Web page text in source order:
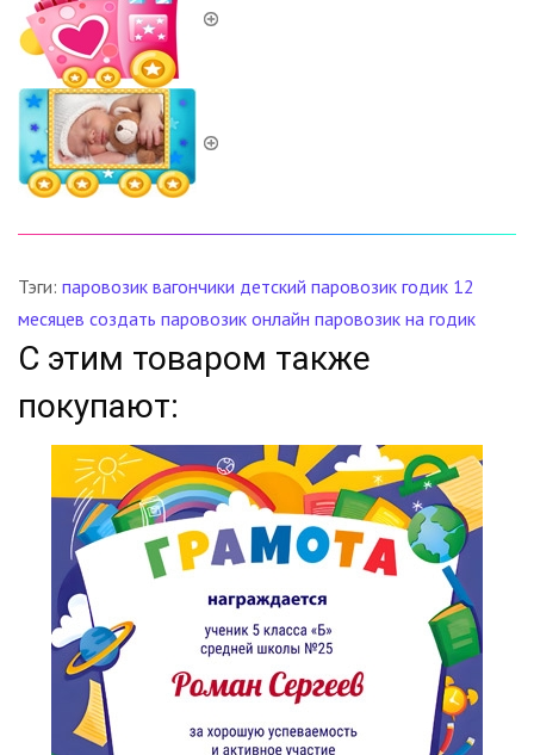
Тэги: паровозик вагончики детский паровозик годик 12
месяцев создать паровозик онлайн паровозик на годик
С этим товаром также
покупают: